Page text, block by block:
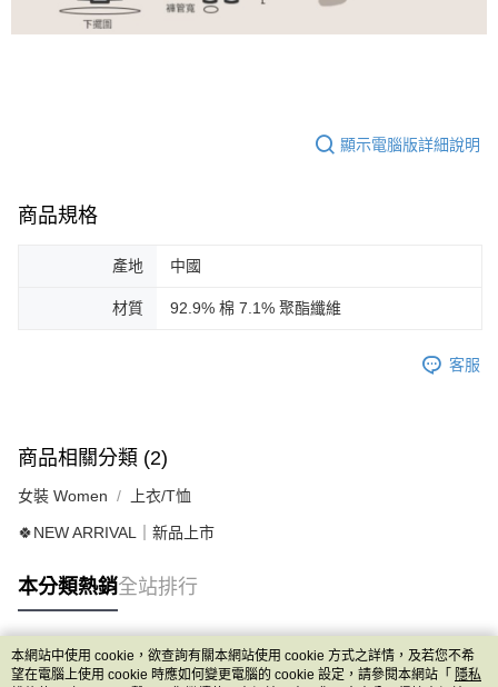
顯示電腦版詳細說明
商品規格
產地 中國
材質 92.9% 棉 7.1% 聚酯纖維
客服
商品相關分類 (2)
女裝 Women 上衣/T恤
🍀NEW ARRIVAL｜新品上市
本分類熱銷全站排行
熱門標籤
本網站中使用 cookie，欲查詢有關本網站使用 cookie 方式之詳情，及若您不希
望在電腦上使用 cookie 時應如何變更電腦的 cookie 設定，請參閱本網站「 隱私